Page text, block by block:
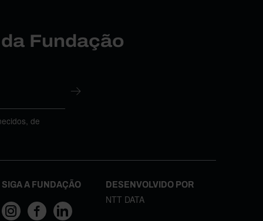
Fundação
de
SIGA A FUNDAÇÃO DESENVOLVIDO POR
NTT DATA